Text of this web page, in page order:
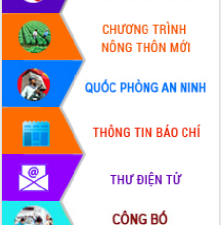
Phó Bí thư Tỉnh ủy Đắk Lắk Đỗ Hữu
Huy giữ chức Bí thư Đảng ủy Ủy Ban
Nhân dân tỉnh
Bệnh án điện tử thúc đẩy chuyển đổi
số y tế tại Đắk Lắk
Chuyển đổi số thư viện: Mở rộng
không gian tri thức trong thời đại số
Đánh giá, rút kinh nghiệm công tác tổ
chức diễn tập trước ngày bầu cử
Chương trình “Gặp gỡ hữu nghị –
Friendship Meeting New Year 2026”
Bầu cử Quốc hội và HĐND: Cử tri Đắk
Lắk gửi gắm niềm tin, kỳ vọng vào lá
phiếu
Đắk Lắk sẵn sàng các điều kiện cho
Ngày hội bầu cử đại biểu Quốc hội
khóa XVI và HĐND các cấp nhiệm kỳ
2026-2031
Đảm bảo cuộc bầu cử đại biểu Quốc
hội và đại biểu HĐND các cấp diễn ra
an toàn, hiệu quả, đúng quy định